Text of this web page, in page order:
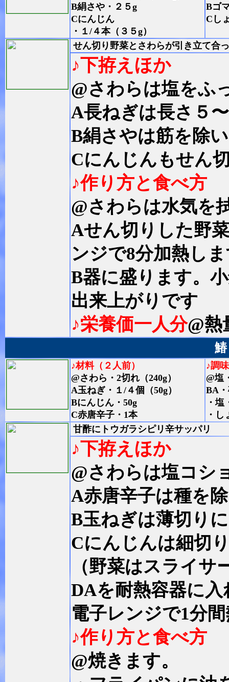
B絹さや・２５g
Cにんじん
・１/４本（３５g）
Bゴ
Cし
せん切り野菜とさわらが引き立て合
♪下拵えほか
@さわらは塩をふ
A長ねぎは長さ５
B絹さやは筋を除
Cにんじんもせん
♪作り方と食べ方
@さわらは水気を
Aせん切りした野
ンジで8分加熱し
B器に盛ります。
出来上がりです
♪栄養価一人分@熱
♪材料（２人前）
@さわら・2切れ（240g）
A玉ねぎ・１/４個（50g）
Bにんじん・50g
C赤唐辛子・1本
♪調
@塩
BA
・
・
甘酢にトウガラシピリ辛サッパリ
♪下拵えほか
@さわらは塩コシ
A赤唐辛子は種を
B玉ねぎは薄切り
Cにんじんは細切
（野菜はスライ
DAを耐熱容器に
電子レンジで1分
♪作り方と食べ方
@焼きます。